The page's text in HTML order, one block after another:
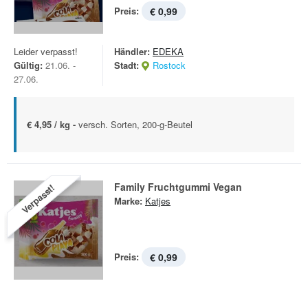
Preis: € 0,99
Leider verpasst!
Gültig: 21.06. -
27.06.
Händler: EDEKA
Stadt:
Rostock
€ 4,95 / kg - versch. Sorten, 200-g-Beutel
Verpasst! Family Fruchtgummi Vegan
Marke: Katjes
Preis: € 0,99